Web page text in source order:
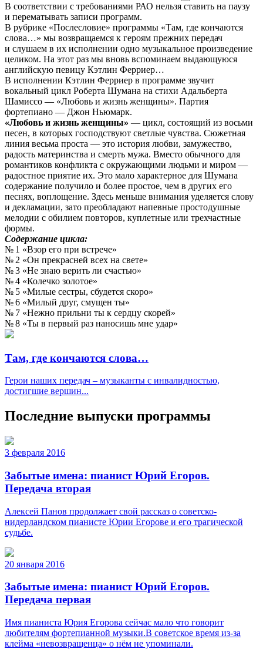
В соответствии с требованиями РАО нельзя ставить на паузу
и перематывать записи программ.
В рубрике «Послесловие» программы «Там, где кончаются
слова…» мы возвращаемся к героям прежних передач
и слушаем в их исполнении одно музыкальное произведение
целиком. На этот раз мы вновь вспоминаем выдающуюся
английскую певицу Кэтлин Ферриер…
В исполнении Кэтлин Ферриер в программе звучит
вокальный цикл Роберта Шумана на стихи Адальберта
Шамиссо — «Любовь и жизнь женщины». Партия
фортепиано — Джон Ньюмарк.
«Любовь и жизнь женщины» — цикл, состоящий из восьми
песен, в которых господствуют светлые чувства. Сюжетная
линия весьма проста — это история любви, замужество,
радость материнства и смерть мужа. Вместо обычного для
романтиков конфликта с окружающими людьми и миром —
радостное приятие их. Это мало характерное для Шумана
содержание получило и более простое, чем в других его
песнях, воплощение. Здесь меньше внимания уделяется слову
и декламации, зато преобладают напевные простодушные
мелодии с обилием повторов, куплетные или трехчастные
формы.
Содержание цикла:
№ 1 «Взор его при встрече»
№ 2 «Он прекрасней всех на свете»
№ 3 «Не знаю верить ли счастью»
№ 4 «Колечко золотое»
№ 5 «Милые сестры, сбудется скоро»
№ 6 «Милый друг, смущен ты»
№ 7 «Нежно прильни ты к сердцу скорей»
№ 8 «Ты в первый раз наносишь мне удар»
Там, где кончаются слова…
Герои наших передач – музыканты с инвалидностью,
достигшие вершин...
Последние выпуски программы
3 февраля 2016
Забытые имена: пианист Юрий Егоров.
Передача вторая
Алексей Панов продолжает свой рассказ о советско-
нидерландском пианисте Юрии Егорове и его трагической
судьбе.
20 января 2016
Забытые имена: пианист Юрий Егоров.
Передача первая
Имя пианиста Юрия Егорова сейчас мало что говорит
любителям фортепианной музыки.В советское время из-за
клейма «невозвращенца» о нём не упоминали.